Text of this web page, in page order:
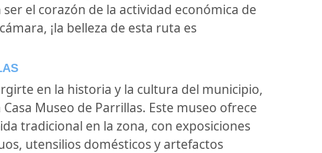
el corazón de la actividad económica de
¡la belleza de esta ruta es
en la historia y la cultura del municipio,
Museo de Parrillas. Este museo ofrece
tradicional en la zona, con exposiciones
utensilios domésticos y artefactos